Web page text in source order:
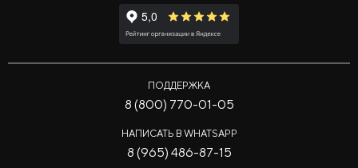
ПОДДЕРЖКА
8 (800) 770-01-05
НАПИСАТЬ В WHATSAPP
8 (965) 486-87-15